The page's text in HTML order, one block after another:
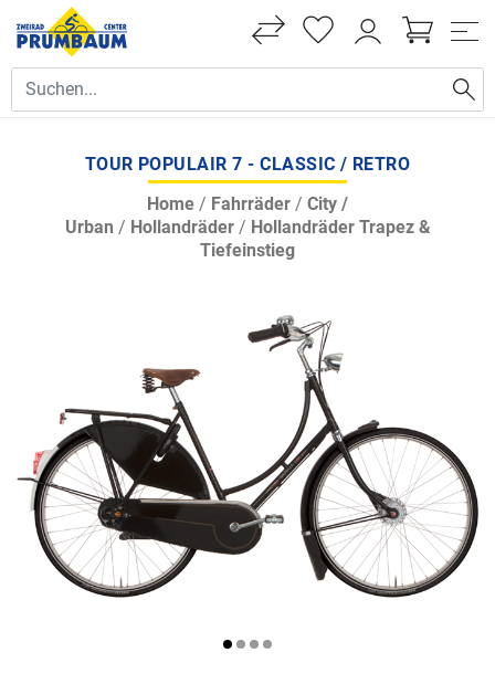
TOUR POPULAIR 7 - CLASSIC / RETRO
Home / Fahrräder / City /
Urban / Hollandräder/ Hollandräder Trapez &
Tiefeinstieg